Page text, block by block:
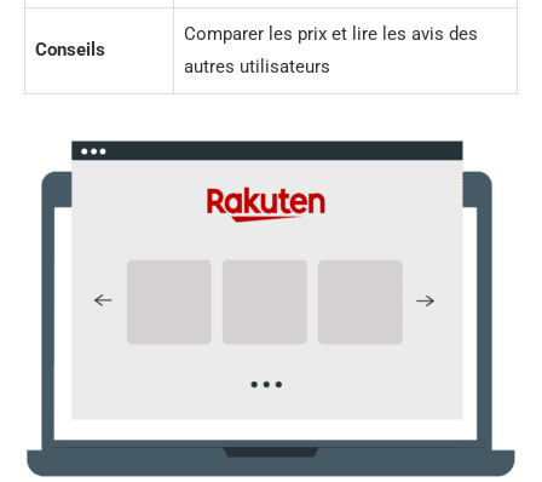
Conseils
Comparer les prix et lire les avis des
autres utilisateurs